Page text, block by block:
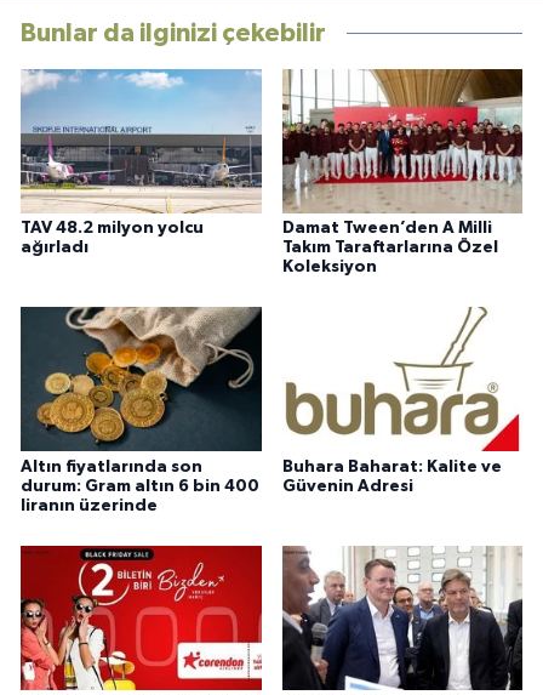
Bunlar da ilginizi çekebilir
TAV 48.2 milyon yolcu
ağırladı
Damat Tween’den A Milli
Takım Taraftarlarına Özel
Koleksiyon
Altın fiyatlarında son
durum: Gram altın 6 bin 400
liranın üzerinde
Buhara Baharat: Kalite ve
Güvenin Adresi